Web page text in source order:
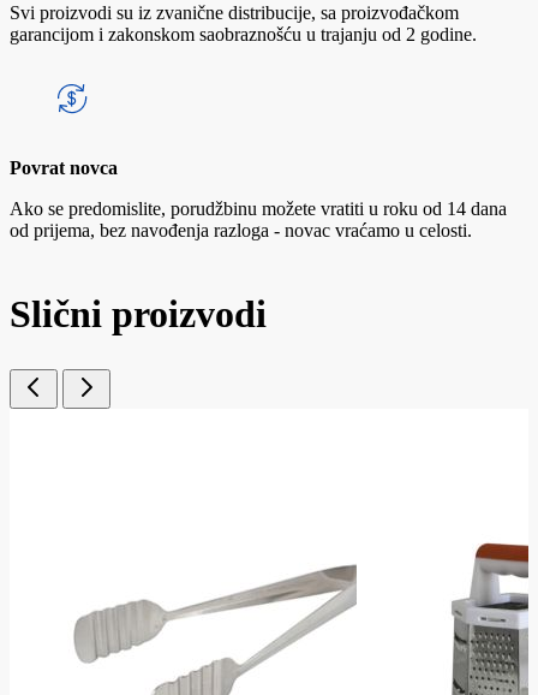
Svi proizvodi su iz zvanične distribucije, sa proizvođačkom
garancijom i zakonskom saobraznošću u trajanju od 2 godine.
Povrat novca
Ako se predomislite, porudžbinu možete vratiti u roku od 14 dana
od prijema, bez navođenja razloga - novac vraćamo u celosti.
Slični proizvodi